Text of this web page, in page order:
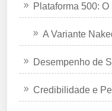
Plataforma 500: O
A Variante
Desempenho de
Credibilidade e